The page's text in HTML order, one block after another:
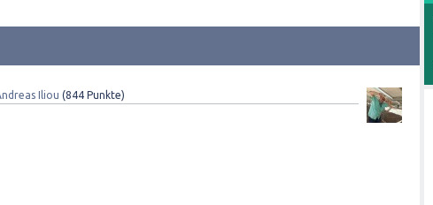
Iliou (844 Punkte)